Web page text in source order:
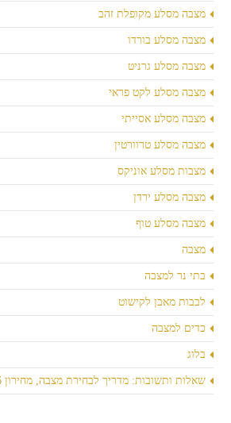
מצבה מסלע מקופלת זהב
מצבה מסלע בורדו
מצבה מסלע גרניט
מצבה מסלע לקט פראי
מצבה מסלע אסייתי
מצבה מסלע טרוורטין
מצבות מסלע אוניקס
מצבה מסלע ירדן
מצבה מסלע טוף
מצבה
בתי נר למצבה
לבבות מאבן לקישוט
כדים למצבה
בלוג
שאלות ותשובות: מדריך לבחירת מצבה, מחירון 2026 וסוגי אבנים